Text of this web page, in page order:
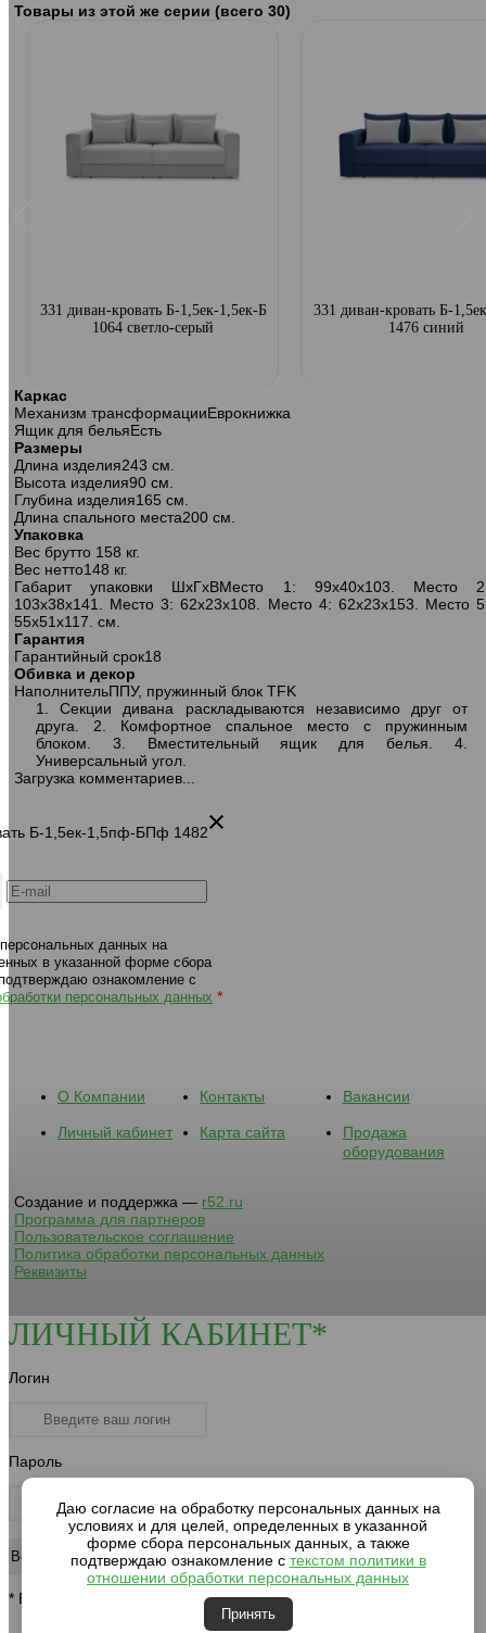
Товары из этой же серии (всего 30)
331 диван-кровать Б-1,5ек-1,5ек-Б
1064 светло-серый
331 диван-кровать Б-
1476 синий
331 диван-кровать Б-2ек-1,5пф-БПф
1482 коричневый
серый
Каркас
Механизм трансформацииЕврокнижка
Ящик для бельяЕсть
Размеры
Длина изделия243 см.
Высота изделия90 см.
Глубина изделия165 см.
Длина спального места200 см.
Упаковка
Вес брутто 158 кг.
Вес нетто148 кг.
Габарит упаковки ШхГхВМесто 1: 99х40х103. Место
103х38х141. Место 3: 62х23х108. Место 4: 62х23х153. Место
55х51х117. см.
Гарантия
Гарантийный срок18
Обивка и декор
НаполнительППУ, пружинный блок TFK
1. Секции дивана раскладываются независимо друг от
друга. 2. Комфортное спальное место с пружинным
блоком. 3. Вместительный ящик для белья. 4.
Универсальный угол.
Загрузка комментариев...
Б-1,5ек-1,5пф-БПф 1482
данных на
в указанной форме сбора
ознакомление с
персональных данных *
О Компании Контакты Вакансии
Личный кабинет Карта сайта
Продажа
оборудования
Создание и поддержка — r52.ru
Программа для партнеров
Пользовательское соглашение
Политика обработки персональных данных
Реквизиты
ЛИЧНЫЙ КАБИНЕТ*
Логин
Пароль
* Вход для клиентов компании
Даю согласие на обработку персональных данных на
условиях и для целей, определенных в указанной
форме сбора персональных данных, а также
подтверждаю ознакомление с текстом политики в
отношении обработки персональных данных
Принять